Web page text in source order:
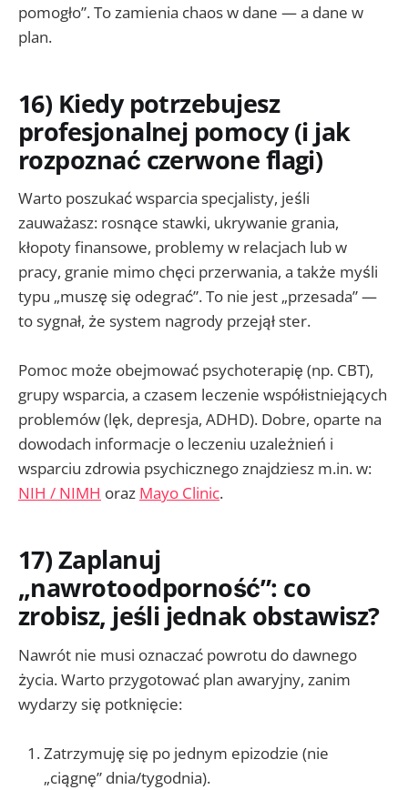
pomogło”. To zamienia chaos w dane — a dane w
plan.
16) Kiedy potrzebujesz
profesjonalnej pomocy (i jak
rozpoznać czerwone flagi)
Warto poszukać wsparcia specjalisty, jeśli
zauważasz: rosnące stawki, ukrywanie grania,
kłopoty finansowe, problemy w relacjach lub w
pracy, granie mimo chęci przerwania, a także myśli
typu „muszę się odegrać”. To nie jest „przesada” —
to sygnał, że system nagrody przejął ster.
Pomoc może obejmować psychoterapię (np. CBT),
grupy wsparcia, a czasem leczenie współistniejących
problemów (lęk, depresja, ADHD). Dobre, oparte na
dowodach informacje o leczeniu uzależnień i
wsparciu zdrowia psychicznego znajdziesz m.in. w:
NIH / NIMH oraz Mayo Clinic.
17) Zaplanuj
„nawrotoodporność”: co
zrobisz, jeśli jednak obstawisz?
Nawrót nie musi oznaczać powrotu do dawnego
życia. Warto przygotować plan awaryjny, zanim
wydarzy się potknięcie:
Zatrzymuję się po jednym epizodzie (nie
„ciągnę” dnia/tygodnia).